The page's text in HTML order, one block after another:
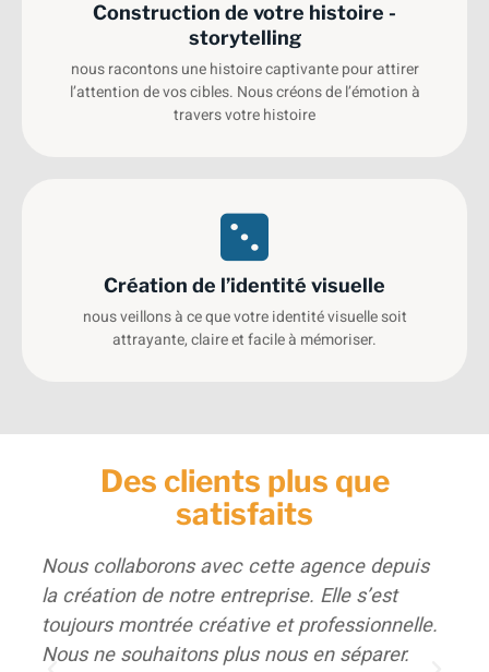
Construction de votre histoire -
storytelling
nous racontons une histoire captivante pour attirer
l’attention de vos cibles. Nous créons de l’émotion à
travers votre histoire
Création de l’identité visuelle
nous veillons à ce que votre identité visuelle soit
attrayante, claire et facile à mémoriser.
Des clients plus que
satisfaits
Nous collaborons avec cette agence depuis
la création de notre entreprise. Elle s’est
toujours montrée créative et professionnelle.
Nous ne souhaitons plus nous en séparer.